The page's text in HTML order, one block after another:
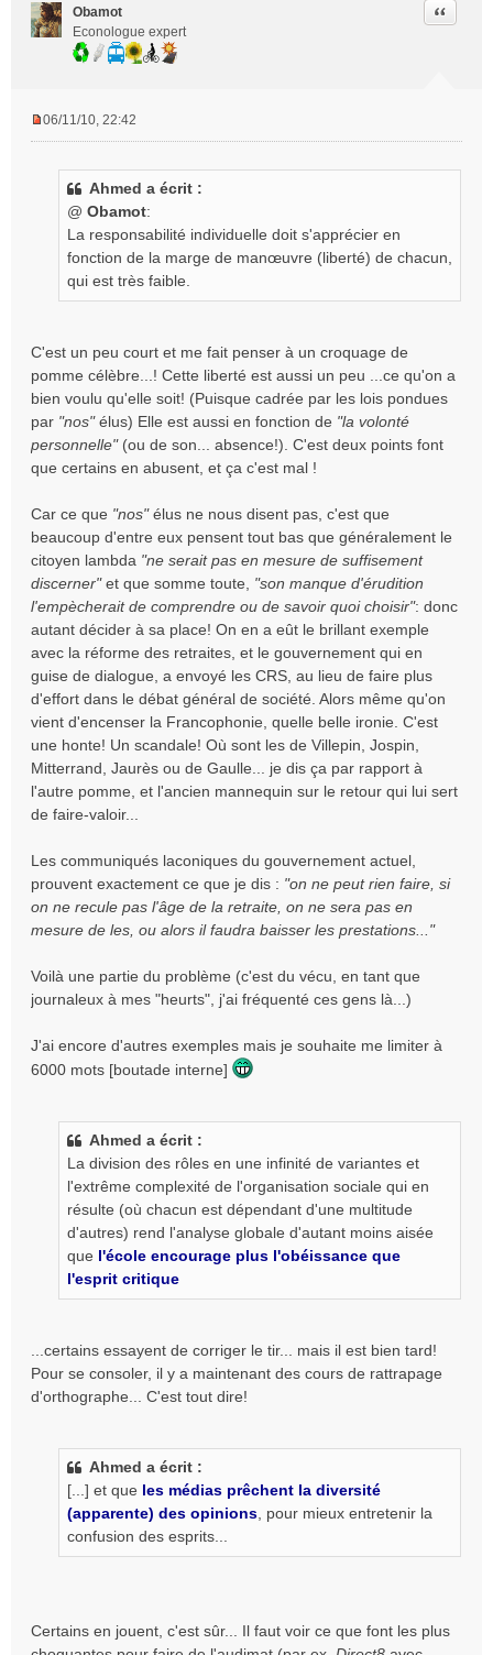
Obamot
Econologue expert
Citer
u
06/11/10, 22:42
Ahmed a écrit :
@ Obamot:
La responsabilité individuelle doit s'apprécier en
fonction de la marge de manœuvre (liberté) de chacun,
qui est très faible.
C'est un peu court et me fait penser à un croquage de
pomme célèbre...! Cette liberté est aussi un peu ...ce qu'on a
bien voulu qu'elle soit! (Puisque cadrée par les lois pondues
par "nos"élus) Elle est aussi en fonction de "la volonté
personnelle"(ou de son... absence!). C'est deux points font
que certains en abusent, et ça c'est mal !
Car ce que "nos"élus ne nous disent pas, c'est que
beaucoup d'entre eux pensent tout bas que généralement le
citoyen lambda "ne serait pas en mesure de suffisement
discerner"et que somme toute, "son manque d'érudition
l'empècherait de comprendre ou de savoir quoi choisir": donc
autant décider à sa place! On en a eût le brillant exemple
avec la réforme des retraites, et le gouvernement qui en
guise de dialogue, a envoyé les CRS, au lieu de faire plus
d'effort dans le débat général de société. Alors même qu'on
vient d'encenser la Francophonie, quelle belle ironie. C'est
une honte! Un scandale! Où sont les de Villepin, Jospin,
Mitterrand, Jaurès ou de Gaulle... je dis ça par rapport à
l'autre pomme, et l'ancien mannequin sur le retour qui lui sert
de faire-valoir...
Les communiqués laconiques du gouvernement actuel,
prouvent exactement ce que je dis : "on ne peut rien faire, si
on ne recule pas l'âge de la retraite, on ne sera pas en
mesure de les, ou alors il faudra baisser les prestations..."
Voilà une partie du problème (c'est du vécu, en tant que
journaleux à mes "heurts", j'ai fréquenté ces gens là...)
J'ai encore d'autres exemples mais je souhaite me limiter à
6000 mots [boutade interne]
Ahmed a écrit :
La division des rôles en une infinité de variantes et
l'extrême complexité de l'organisation sociale qui en
résulte (où chacun est dépendant d'une multitude
d'autres) rend l'analyse globale d'autant moins aisée
que l'école encourage plus l'obéissance que
l'esprit critique
...certains essayent de corriger le tir... mais il est bien tard!
Pour se consoler, il y a maintenant des cours de rattrapage
d'orthographe... C'est tout dire!
Ahmed a écrit :
[...] et que les médias prêchent la diversité
(apparente) des opinions , pour mieux entretenir la
confusion des esprits...
Certains en jouent, c'est sûr... Il faut voir ce que font les plus